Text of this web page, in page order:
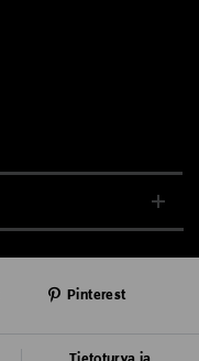
Pinterest